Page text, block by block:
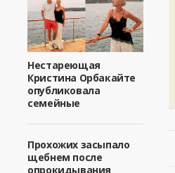
Нестареющая
Кристина Орбакайте
опубликовала
семейные
Прохожих засыпало
щебнем после
опрокидывания